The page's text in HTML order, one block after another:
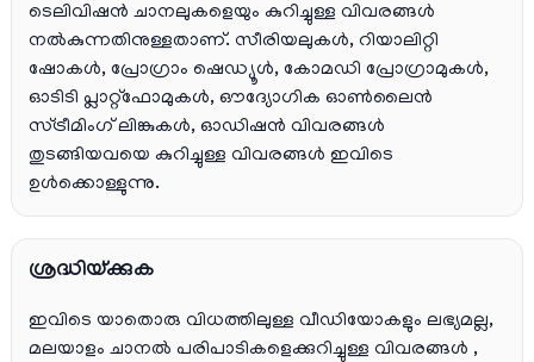
ടെലിവിഷൻ ചാനലുകളെയും കുറിച്ചുള്ള വിവരങ്ങൾ
നൽകുന്നതിനുള്ളതാണ്. സീരിയലുകൾ, റിയാലിറ്റി
ഷോകൾ, പ്രോഗ്രാം ഷെഡ്യൂൾ, കോമഡി പ്രോഗ്രാമുകൾ,
ഓടിടി പ്ലാറ്റ്‌ഫോമുകൾ, ഔദ്യോഗിക ഓൺലൈൻ
സ്ട്രീമിംഗ് ലിങ്കുകൾ, ഓഡിഷൻ വിവരങ്ങൾ
തുടങ്ങിയവയെ കുറിച്ചുള്ള വിവരങ്ങൾ ഇവിടെ
ഉൾക്കൊള്ളുന്നു.
ശ്രദ്ധിയ്ക്കുക
ഇവിടെ യാതൊരു വിധത്തിലുള്ള വീഡിയോകളും ലഭ്യമല്ല,
മലയാളം ചാനല്‍ പരിപാടികളെക്കുറിച്ചുള്ള വിവരങ്ങള്‍ ,